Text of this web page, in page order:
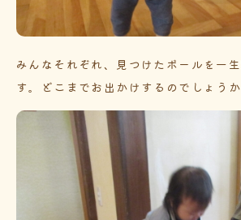
みんなそれぞれ、見つけたボールを一
す。どこまでお出かけするのでしょう